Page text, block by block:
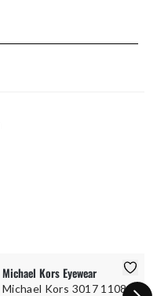
Michael Kors Eyewear
Michael Kors 3017 1108